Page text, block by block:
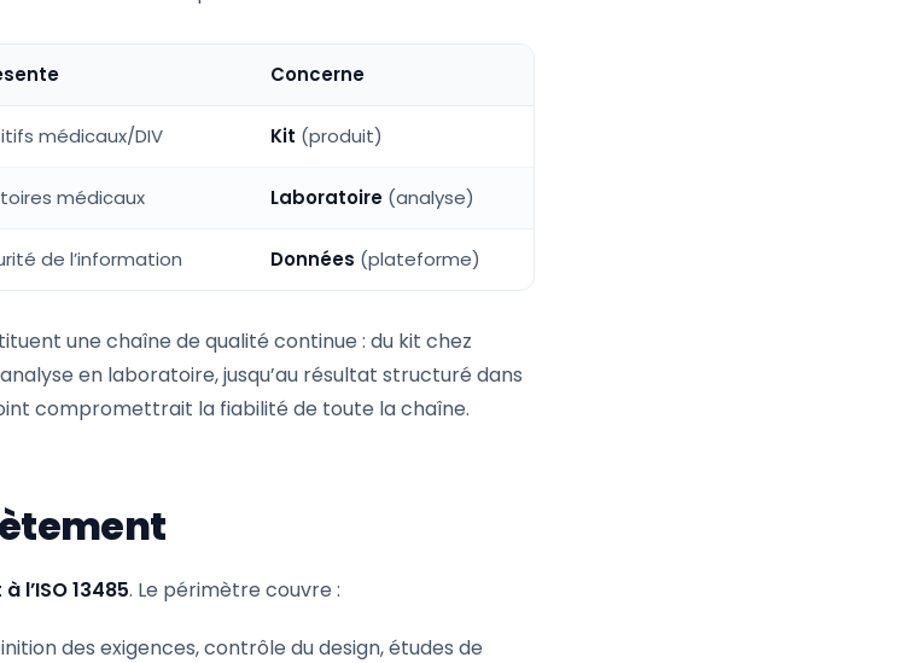
Concerne
médicaux/DIV Kit (produit)
médicaux Laboratoire (analyse)
de l’information Données (plateforme)
une chaîne de qualité continue : du kit chez
en laboratoire, jusqu’au résultat structuré dans
compromettrait la fiabilité de toute la chaîne.
l’ISO 13485. Le périmètre couvre :
des exigences, contrôle du design, études de